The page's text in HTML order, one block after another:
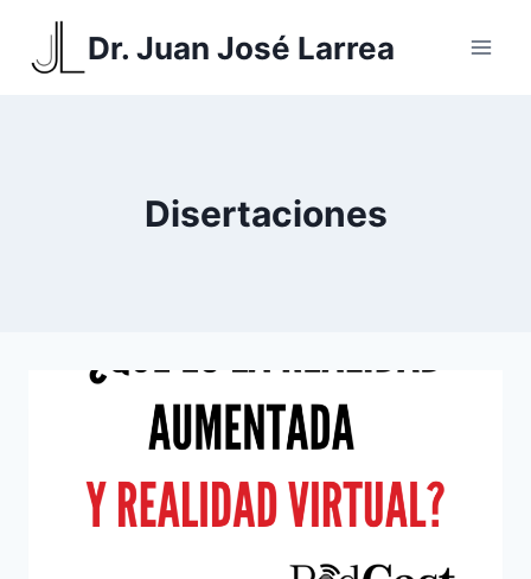
Saltar
Dr. Juan José Larrea
Disertaciones